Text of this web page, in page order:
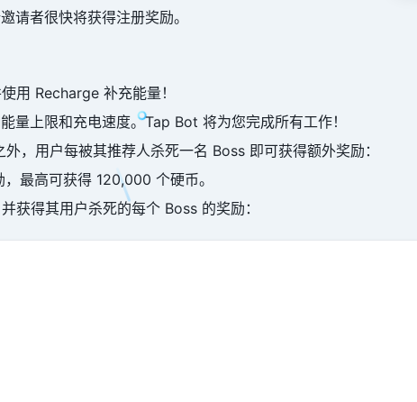
请者很快将获得注册奖励。
用 Recharge 补充能量！
量上限和充电速度。Tap Bot 将为您完成所有工作！
，用户每被其推荐人杀死一名 Boss 即可获得额外奖励：
最高可获得 120,000 个硬币。
获得其用户杀死的每个 Boss 的奖励：